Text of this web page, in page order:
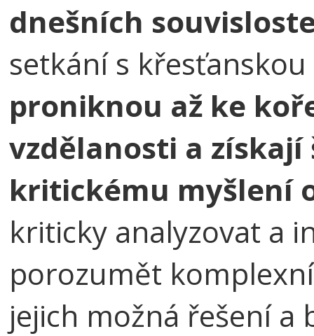
dnešních
setkání s
proniknou až ke
vzdělanosti a
kritickému myšlení
kriticky analyzovat a
porozumět
jejich možná řešení